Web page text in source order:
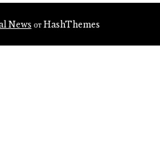
News от HashThemes